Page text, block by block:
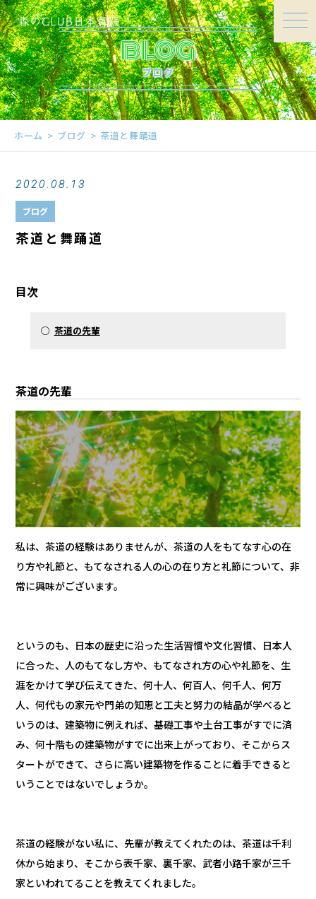
BLOG
ブログ
ホーム ブログ 茶道と舞踊道
2020.08.13
ブログ
茶道と舞踊道
目次
○ 茶道の先輩
茶道の先輩
私は、茶道の経験はありませんが、茶道の人をもてなす心の在
り方や礼節と、もてなされる人の心の在り方と礼節について、非
常に興味がございます。
というのも、日本の歴史に沿った生活習慣や文化習慣、日本人
に合った、人のもてなし方や、もてなされ方の心や礼節を、生
涯をかけて学び伝えてきた、何十人、何百人、何千人、何万
人、何代もの家元や門弟の知恵と工夫と努力の結晶が学べると
いうのは、建築物に例えれば、基礎工事や土台工事がすでに済
み、何十階もの建築物がすでに出来上がっており、そこからス
タートができて、さらに高い建築物を作ることに着手できると
いうことではないでしょうか。
茶道の経験がない私に、先輩が教えてくれたのは、茶道は千利
休から始まり、そこから表千家、裏千家、武者小路千家が三千
家といわれてることを教えてくれました。